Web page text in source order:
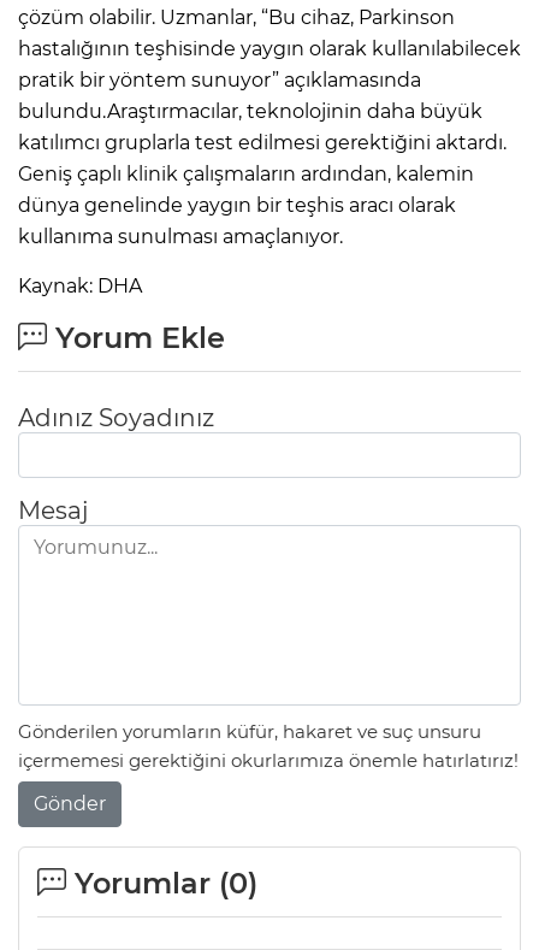
çözüm olabilir. Uzmanlar, “Bu cihaz, Parkinson
hastalığının teşhisinde yaygın olarak kullanılabilecek
pratik bir yöntem sunuyor” açıklamasında
bulundu.Araştırmacılar, teknolojinin daha büyük
katılımcı gruplarla test edilmesi gerektiğini aktardı.
Geniş çaplı klinik çalışmaların ardından, kalemin
dünya genelinde yaygın bir teşhis aracı olarak
kullanıma sunulması amaçlanıyor.
Kaynak: DHA
Yorum Ekle
Adınız Soyadınız
Mesaj
Gönderilen yorumların küfür, hakaret ve suç unsuru
içermemesi gerektiğini okurlarımıza önemle hatırlatırız!
Gönder
Yorumlar (0)